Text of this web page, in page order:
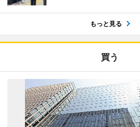
もっと見る
買う